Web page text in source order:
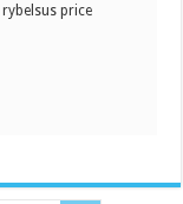
rybelsus price